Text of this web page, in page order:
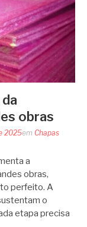
obras
2025em Chapas
a
obras,
perfeito. A
o
etapa precisa